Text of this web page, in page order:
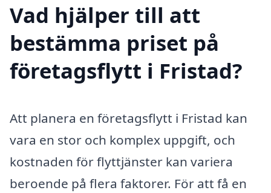
Vad hjälper till att
bestämma priset på
företagsflytt i Fristad?
Att planera en företagsflytt i Fristad kan
vara en stor och komplex uppgift, och
kostnaden för flyttjänster kan variera
beroende på flera faktorer. För att få en